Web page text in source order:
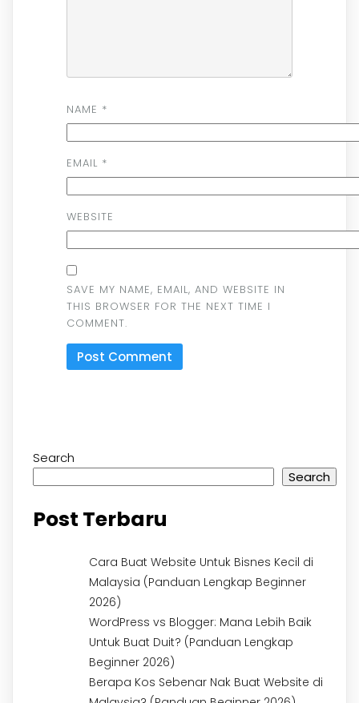
NAME *
EMAIL *
WEBSITE
SAVE MY NAME, EMAIL, AND WEBSITE IN
THIS BROWSER FOR THE NEXT TIME I
COMMENT.
Search
Search
Post Terbaru
Cara Buat Website Untuk Bisnes Kecil di
Malaysia (Panduan Lengkap Beginner
2026)
WordPress vs Blogger: Mana Lebih Baik
Untuk Buat Duit? (Panduan Lengkap
Beginner 2026)
Berapa Kos Sebenar Nak Buat Website di